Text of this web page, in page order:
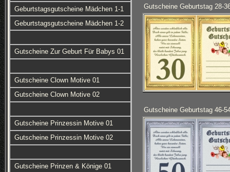
Geburtstagsgutscheine Mädchen 1-1
Geburtstagsgutscheine Mädchen 1-2
Gutscheine Zur Geburt Für Babys 01
Gutscheine Clown Motive 01
Gutscheine Clown Motive 02
Gutscheine Prinzessin Motive 01
Gutscheine Prinzessin Motive 02
Gutscheine Prinzen & Könige 01
Gutscheine Geburtstag 28-
Gutscheine Geburtstag 46-